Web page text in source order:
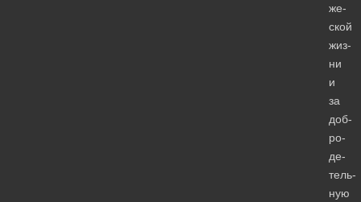
же­
ской
жиз­
ни
и
за
доб­
ро­
де­
тель­
ную